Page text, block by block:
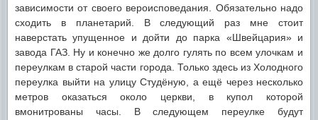
зависимости от своего вероисповедания. Обязательно надо
сходить в планетарий. В следующий раз мне стоит
наверстать упущенное и дойти до парка «Швейцария» и
завода ГАЗ. Ну и конечно же долго гулять по всем улочкам и
переулкам в старой части города. Только здесь из Холодного
переулка выйти на улицу Студёную, а ещё через несколько
метров оказаться около церкви, в купол которой
вмонитрованы часы. В следующем переулке будут